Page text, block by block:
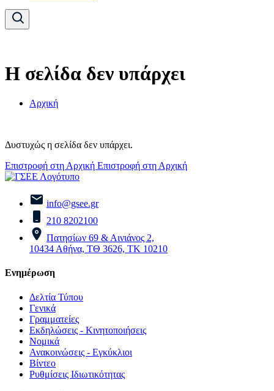
Η σελίδα δεν υπάρχει
Αρχική
Δυστυχώς η σελίδα δεν υπάρχει.
Επιστροφή στη Αρχική Επιστροφή στη Αρχική
info@gsee.gr
210 8202100
Πατησίων 69 & Αινιάνος 2,
10434 Αθήνα, ΤΘ 3626, ΤΚ 10210
Ενημέρωση
Δελτία Τύπου
Γενικά
Γραμματείες
Εκδηλώσεις - Κινητοποιήσεις
Νομικά
Ανακοινώσεις - Εγκύκλιοι
Βίντεο
Ρυθμίσεις Ιδιωτικότητας